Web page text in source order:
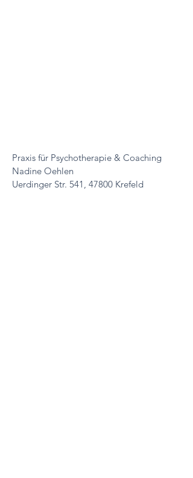
Praxis für Psychotherapie & Coaching
Nadine Oehlen
Uerdinger Str. 541, 47800 Krefeld